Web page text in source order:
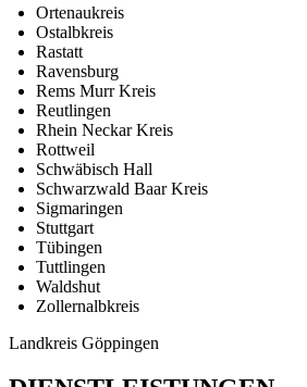
Ortenaukreis
Ostalbkreis
Rastatt
Ravensburg
Rems Murr Kreis
Reutlingen
Rhein Neckar Kreis
Rottweil
Schwäbisch Hall
Schwarzwald Baar Kreis
Sigmaringen
Stuttgart
Tübingen
Tuttlingen
Waldshut
Zollernalbkreis
Landkreis Göppingen